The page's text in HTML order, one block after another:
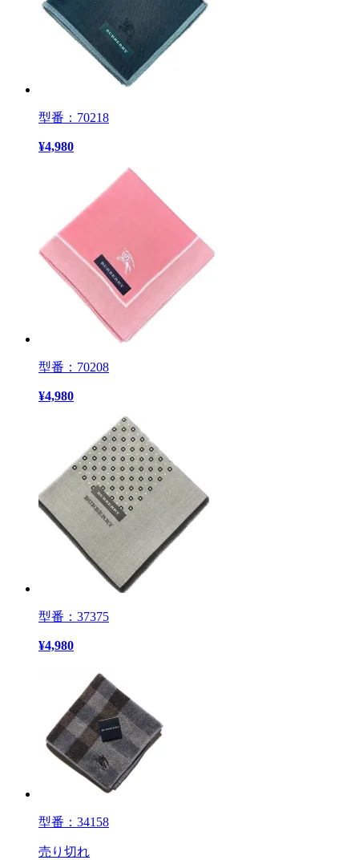
型番：70218
¥4,980
型番：70208
¥4,980
型番：37375
¥4,980
型番：34158
売り切れ